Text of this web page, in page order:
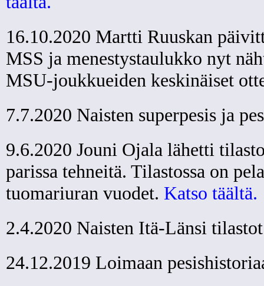
16.10.2020 Martti Ruuskan
MSS ja menestystaulukko nyt
MSU-joukkueiden keskinäiset
7.7.2020 Naisten superpesis ja
9.6.2020 Jouni Ojala lähetti
parissa tehneitä. Tilastossa on
tuomariuran vuodet. Katso täältä.
2.4.2020 Naisten Itä-Länsi
24.12.2019 Loimaan